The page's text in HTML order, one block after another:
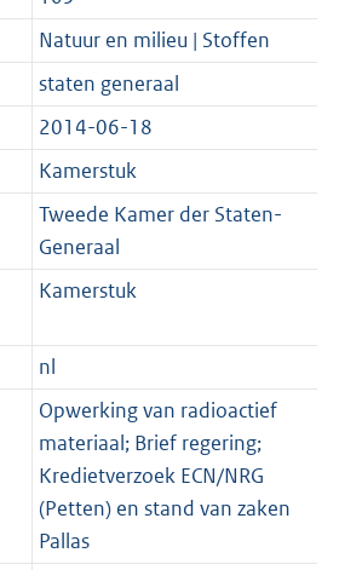
Natuur en milieu | Stoffen
staten generaal
2014-06-18
Kamerstuk
Tweede Kamer der Staten-
Generaal
Kamerstuk
nl
Opwerking van radioactief
materiaal; Brief regering;
Kredietverzoek ECN/NRG
(Petten) en stand van zaken
Pallas